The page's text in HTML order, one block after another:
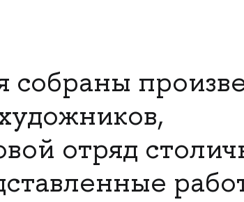
собраны
отряд